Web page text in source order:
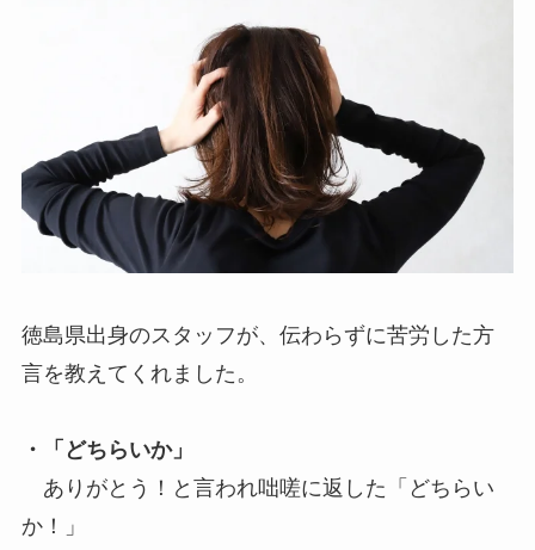
徳島県出身のスタッフが、伝わらずに苦労した方
言を教えてくれました。
・「どちらいか」
ありがとう！と言われ咄嗟に返した「どちらい
か！」